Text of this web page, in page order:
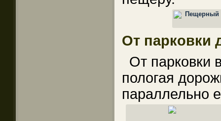
От парковки
От парковки
пологая
параллельно